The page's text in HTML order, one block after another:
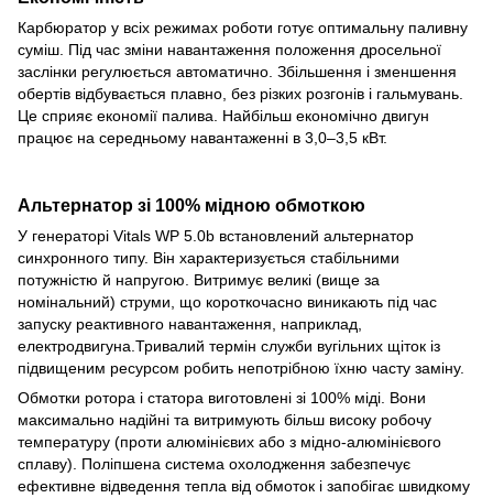
Карбюратор у всіх режимах роботи готує оптимальну паливну
суміш. Під час зміни навантаження положення дросельної
заслінки регулюється автоматично. Збільшення і зменшення
обертів відбувається плавно, без різких розгонів і гальмувань.
Це сприяє економії палива. Найбільш економічно двигун
працює на середньому навантаженні в 3,0–3,5 кВт.
Альтернатор зі 100% мідною обмоткою
У генераторі Vitals WP 5.0b встановлений альтернатор
синхронного типу. Він характеризується стабільними
потужністю й напругою. Витримує великі (вище за
номінальний) струми, що короткочасно виникають під час
запуску реактивного навантаження, наприклад,
електродвигуна.Тривалий термін служби вугільних щіток із
підвищеним ресурсом робить непотрібною їхню часту заміну.
Обмотки ротора і статора виготовлені зі 100% міді. Вони
максимально надійні та витримують більш високу робочу
температуру (проти алюмінієвих або з мідно-алюмінієвого
сплаву). Поліпшена система охолодження забезпечує
ефективне відведення тепла від обмоток і запобігає швидкому